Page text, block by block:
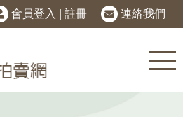
會員登入 註冊 連絡我們